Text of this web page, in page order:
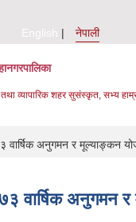
English
नेपाली
व्यापारिक शहर सुसंस्कृत, सभ्य
अनुगमन र मूल्याङ्कन
वार्षिक अनुगमन र